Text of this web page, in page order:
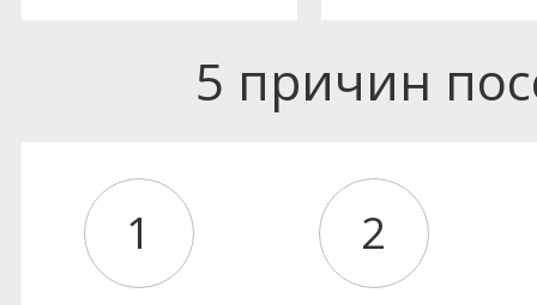
5 причин
1 2